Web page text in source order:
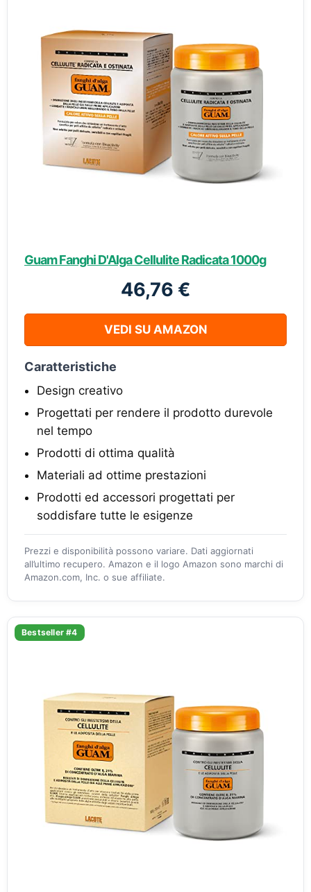
Guam Fanghi D'Alga Cellulite Radicata 1000g
46,76 €
VEDI SU AMAZON
Caratteristiche
Design creativo
Progettati per rendere il prodotto durevole
nel tempo
Prodotti di ottima qualità
Materiali ad ottime prestazioni
Prodotti ed accessori progettati per
soddisfare tutte le esigenze
Prezzi e disponibilità possono variare. Dati aggiornati
all’ultimo recupero. Amazon e il logo Amazon sono marchi di
Amazon.com, Inc. o sue affiliate.
Bestseller #4